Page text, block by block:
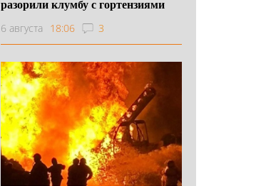
разорили клумбу с гортензиями
6 августа 18:06 3